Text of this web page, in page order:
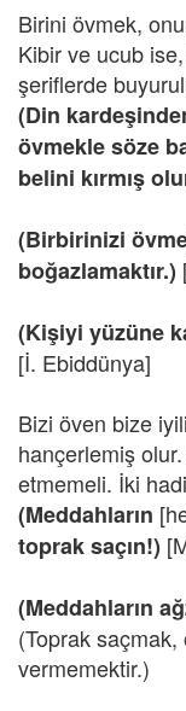
Birini övmek,
Kibir ve ucub
şeriflerde
(Din
övmekle söze
belini kırmış
(Birbirinizi
boğazlamaktır.)
(Kişiyi yüzüne
[İ. Ebiddünya]
Bizi öven bize
hançerlemiş
etmemeli. İki
(Meddahların
toprak saçın!)
(Meddahların
(Toprak
vermemektir.)